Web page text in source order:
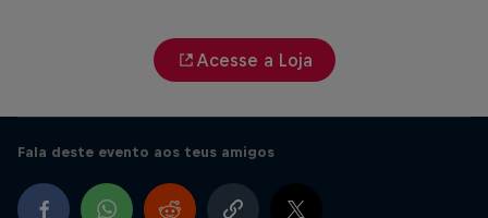
Acesse a Loja
Fala deste evento aos teus amigos